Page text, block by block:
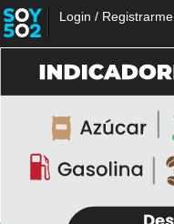
Login / Registrarme